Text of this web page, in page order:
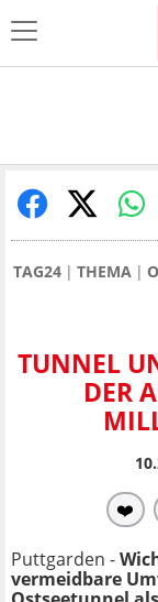
TAG24 THEMA
TUNNEL
DER
❤️
Puttgarden -
vermeidbare